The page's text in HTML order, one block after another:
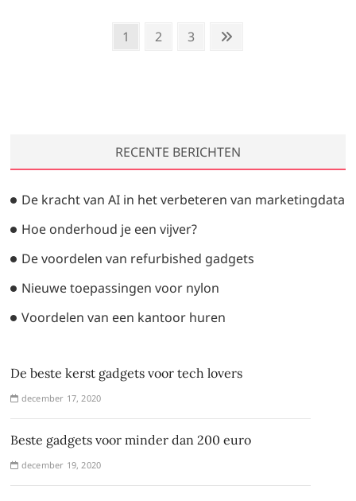
Page
1 Page
2 Page
3
RECENTE BERICHTEN
De kracht van AI in het verbeteren van marketingdata
Hoe onderhoud je een vijver?
De voordelen van refurbished gadgets
Nieuwe toepassingen voor nylon
Voordelen van een kantoor huren
De beste kerst gadgets voor tech lovers
december 17, 2020
Beste gadgets voor minder dan 200 euro
december 19, 2020